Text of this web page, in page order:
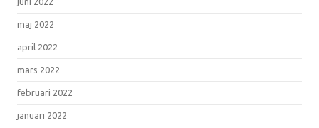
maj 2022
april 2022
mars 2022
februari 2022
januari 2022